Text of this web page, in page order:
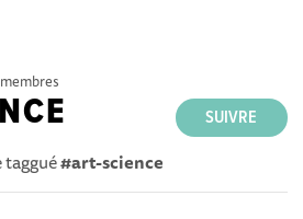
membres
SUIVRE
taggué#art-science